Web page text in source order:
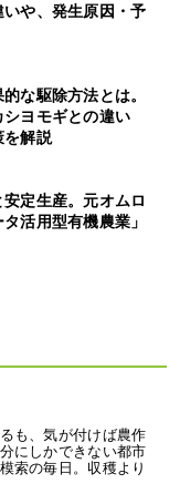
や、発生原因・予
な駆除方法とは。
ヨモギとの違い
を解説
定生産。元オムロ
活用型有機農業」
も、気が付けば農作
にしかできない都市
索の毎日。収穫より